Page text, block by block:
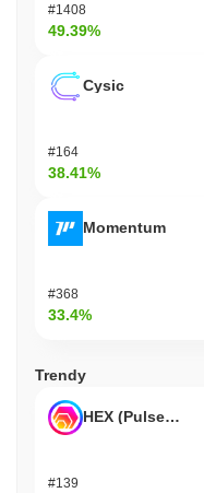
#1408
49.39%
Cysic
#164
38.41%
Momentum
#368
33.4%
Trendy
HEX (Pulsechain)
#139